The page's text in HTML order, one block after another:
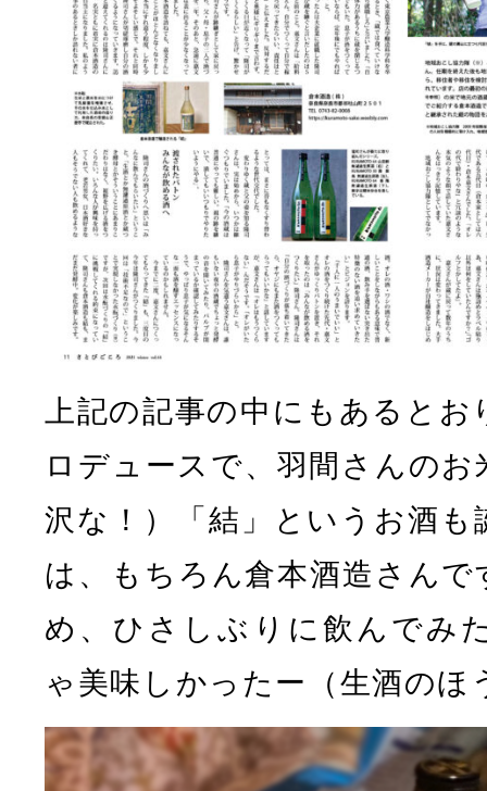
上記の記事の中にもあると
ロデュースで、羽間さんの
沢な！）「結」というお酒も
は、もちろん倉本酒造さん
め、ひさしぶりに飲んでみ
ゃ美味しかったー（生酒のほ